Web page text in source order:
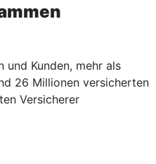
und Kunden, mehr als
26 Millionen versicherten
Versicherer